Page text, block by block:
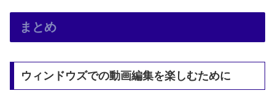
まとめ
ウィンドウズでの動画編集を楽しむために